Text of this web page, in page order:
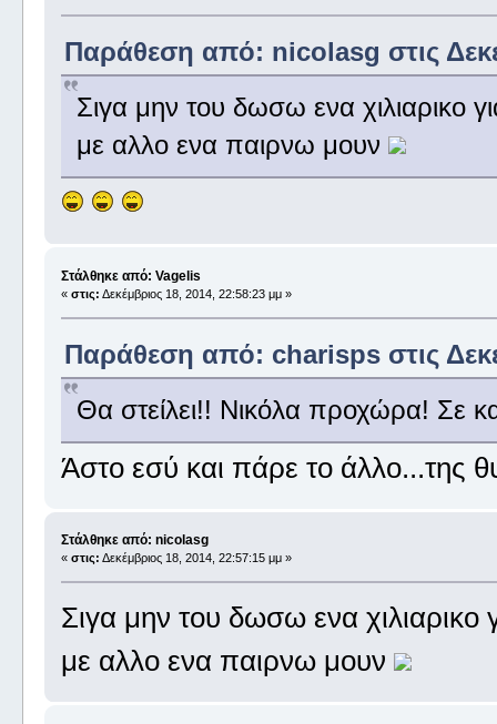
Παράθεση από: nicolasg στις
Σιγα μην του δωσω ενα χιλιαρικο
με αλλο ενα παιρνω μουν
Στάλθηκε από: Vagelis
« στις: Δεκέμβριος 18, 2014, 22:58:23 μμ »
Παράθεση από: charisps στις
Θα στείλει!! Νικόλα προχώρα! Σε
Άστο εσύ και πάρε το άλλο...της
Στάλθηκε από: nicolasg
« στις: Δεκέμβριος 18, 2014, 22:57:15 μμ »
Σιγα μην του δωσω ενα χιλιαρικο
με αλλο ενα παιρνω μουν